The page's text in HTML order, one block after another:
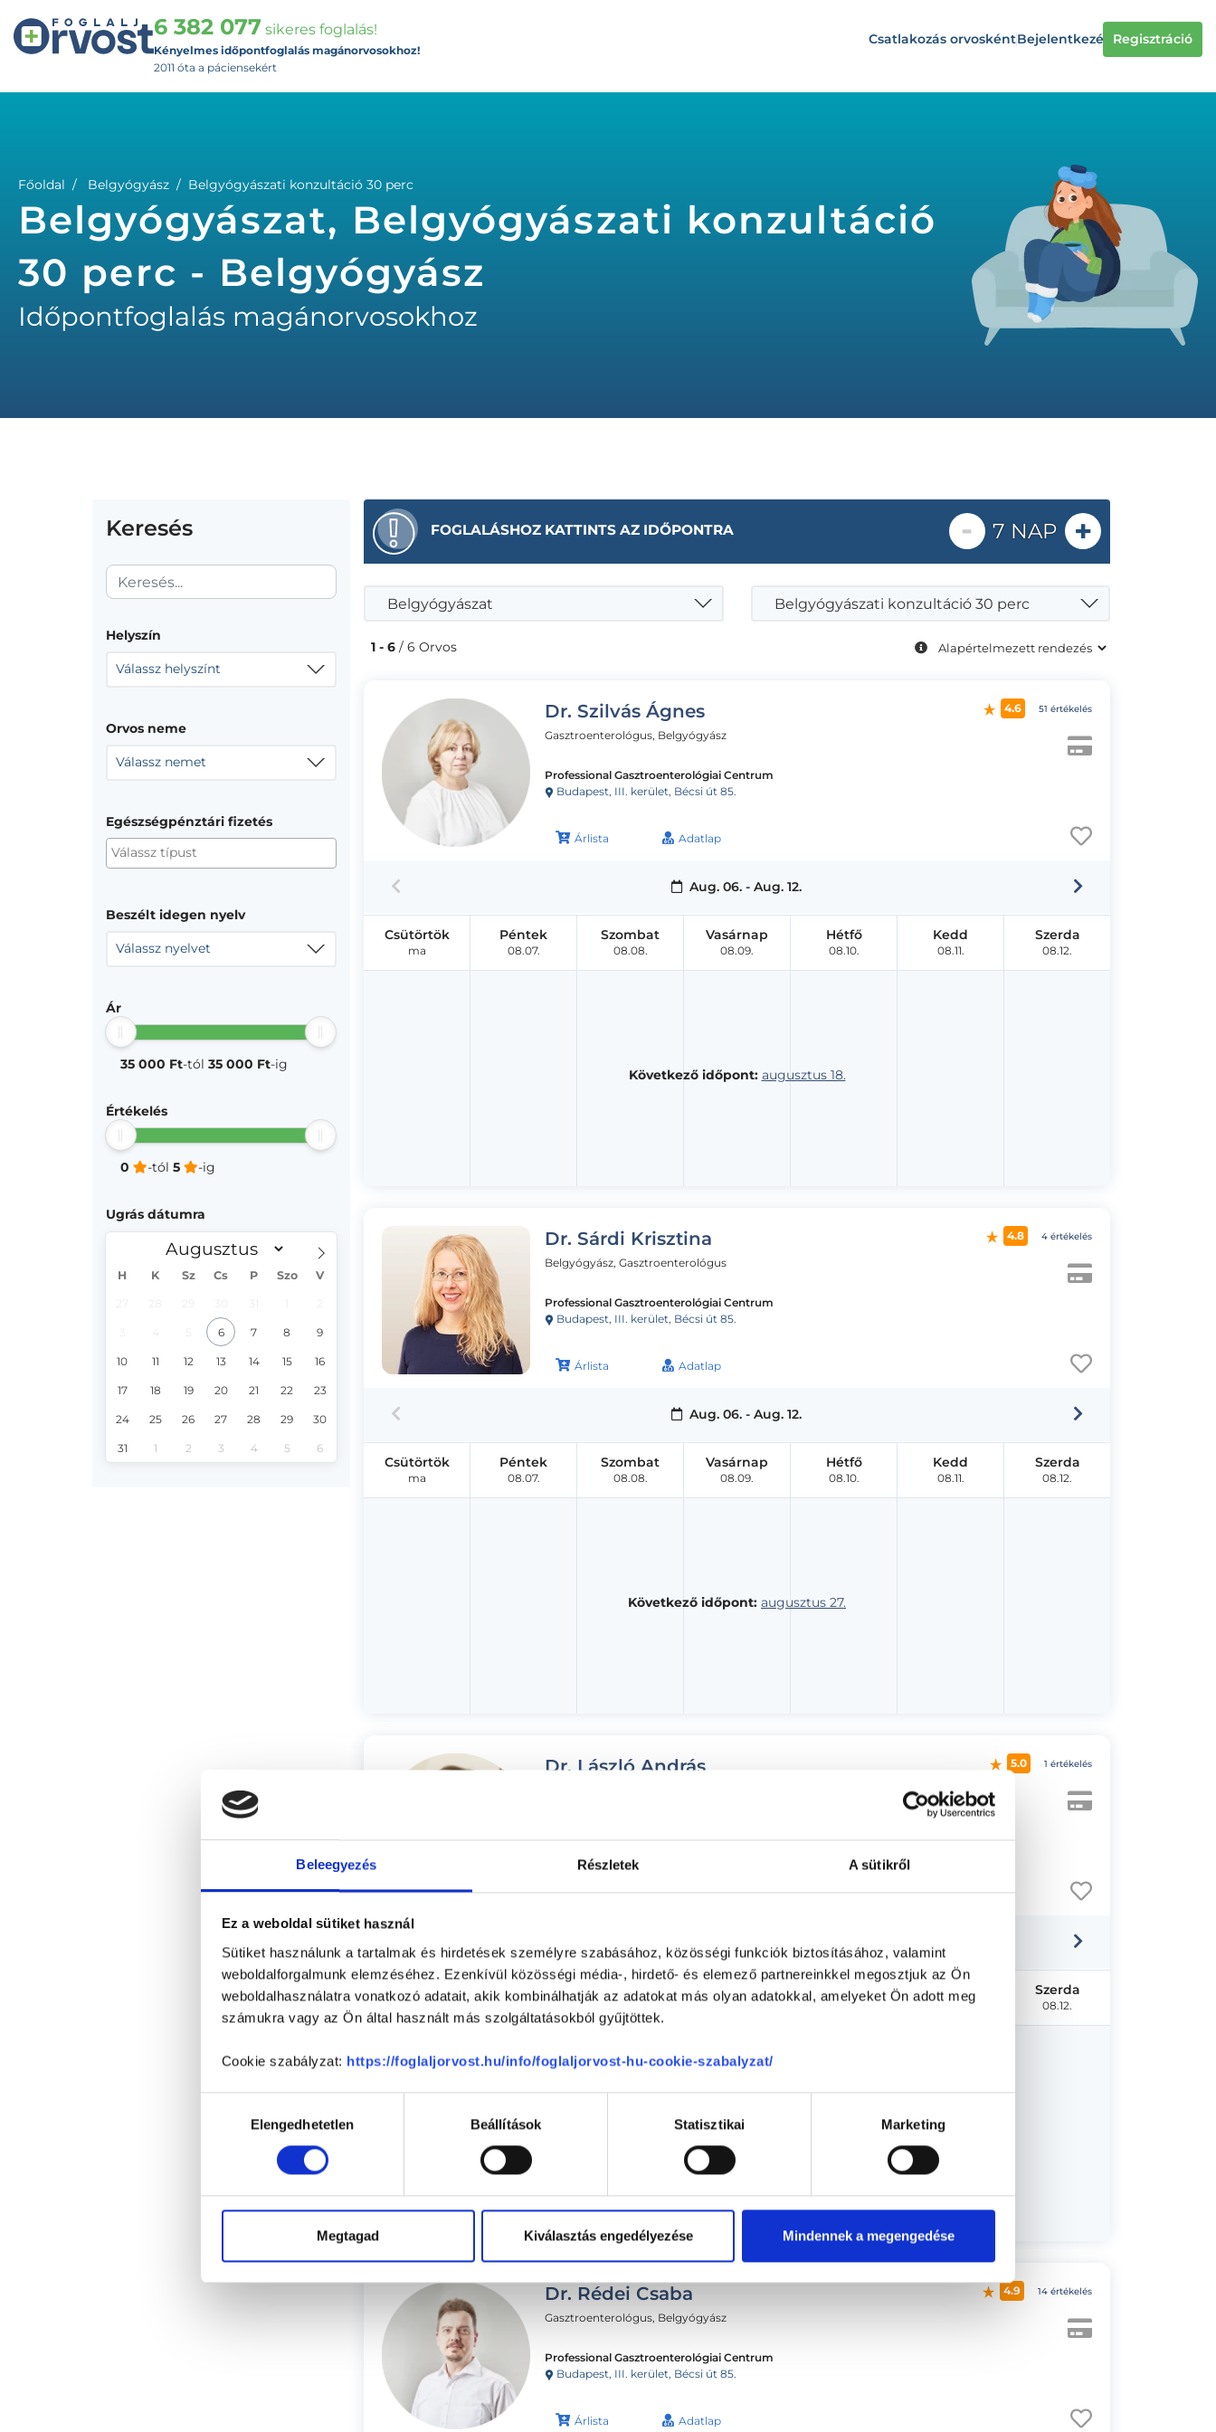
Beleegyezés Részletek A sütikről
Ez a weboldal sütiket használ
Sütiket használunk a tartalmak és hirdetések személyre szabásához, közösségi funkciók biztosításához, valamint
weboldalforgalmunk elemzéséhez. Ezenkívül közösségi média-, hirdető- és elemező partnereinkkel megosztjuk az Ön
weboldalhasználatra vonatkozó adatait, akik kombinálhatják az adatokat más olyan adatokkal, amelyeket Ön adott meg
számukra vagy az Ön által használt más szolgáltatásokból gyűjtöttek.
Cookie szabályzat: https://foglaljorvost.hu/info/foglaljorvost-hu-cookie-szabalyzat/
kiválasztásaElengedhetetlen Beállítások Statisztikai Marketing
Megtagad Kiválasztás engedélyezése Mindennek a megengedése
6 382 077 sikeres foglalás!
Kényelmes időpontfoglalás magánorvosokhoz!
2011 óta a páciensekért
Csatlakozás orvoskéntBejelentkezés Regisztráció
Főoldal Belgyógyász Belgyógyászati konzultáció 30 perc
Belgyógyászat, Belgyógyászati konzultáció
30 perc - Belgyógyász
Időpontfoglalás magánorvosokhoz
Keresés
Helyszín
Válassz helyszínt
Orvos neme
Válassz nemet
Egészségpénztári fizetés
Beszélt idegen nyelv
Válassz nyelvet
Ár
35 000 Ft-tól 35 000 Ft-ig
Értékelés
0 -tól 5 -ig
Ugrás dátumra
H K Sz Cs P Szo V
6 7 8 9
10 11 12 13 14 15 16
17 18 19 20 21 22 23
24 25 26 27 28 29 30
31 1 2 3 4 5 6
FOGLALÁSHOZ KATTINTS AZ IDŐPONTRA - 7 NAP +
Belgyógyászat Belgyógyászati konzultáció 30 perc
1 - 6 / 6 Orvos
Dr. Szilvás Ágnes
Gasztroenterológus, Belgyógyász
Professional Gasztroenterológiai Centrum
Budapest, III. kerület, Bécsi út 85.
Árlista Adatlap
4.6 51 értékelés
Aug. 06. - Aug. 12.
Következő időpont: augusztus 18.
Csütörtök
ma
Péntek
08.07.
Szombat
08.08.
Vasárnap
08.09.
Hétfő
08.10.
Kedd
08.11.
Szerda
08.12.
Dr. Sárdi Krisztina
Belgyógyász, Gasztroenterológus
Professional Gasztroenterológiai Centrum
Budapest, III. kerület, Bécsi út 85.
Árlista Adatlap
4.8 4 értékelés
Aug. 06. - Aug. 12.
Következő időpont: augusztus 27.
Csütörtök
ma
Péntek
08.07.
Szombat
08.08.
Vasárnap
08.09.
Hétfő
08.10.
Kedd
08.11.
Szerda
08.12.
Dr. László András
Árlista Adatlap
5.0 1 értékelés
Sajnáljuk, jelenleg nincs szabad időpont!
Csütörtök
ma
Péntek
08.07.
Szombat
08.08.
Vasárnap
08.09.
Hétfő
08.10.
Kedd
08.11.
Szerda
08.12.
Dr. Rédei Csaba
Gasztroenterológus, Belgyógyász
Professional Gasztroenterológiai Centrum
Budapest, III. kerület, Bécsi út 85.
Árlista Adatlap
4.9 14 értékelés